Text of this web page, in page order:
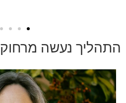
התהליך נעשה מרחוק